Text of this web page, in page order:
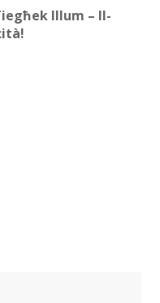
Illum – Il-